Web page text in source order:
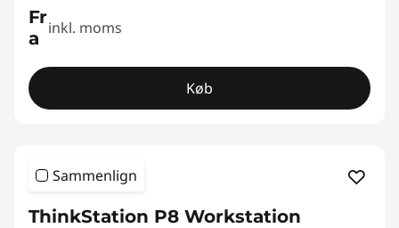
Fr
a inkl. moms
Køb
Sammenlign
ThinkStation P8 Workstation